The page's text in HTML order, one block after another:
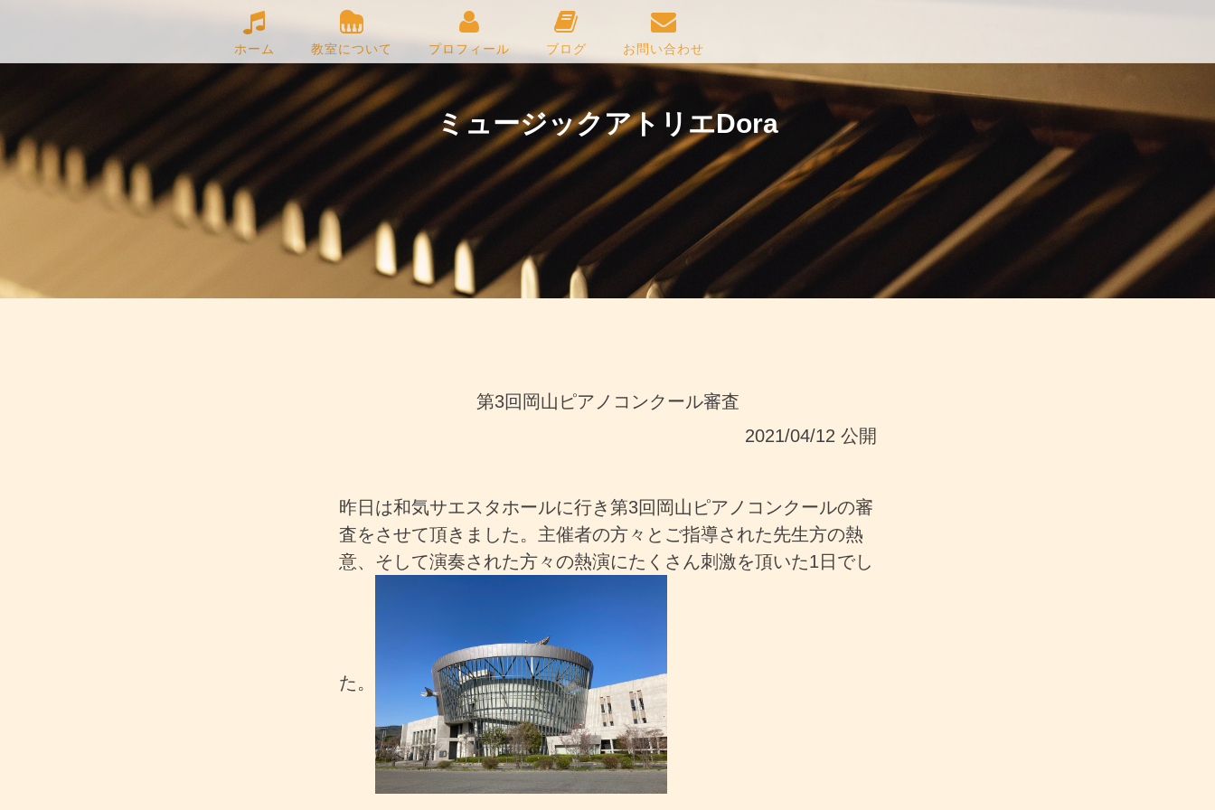
ホーム 教室について プロフィール ブログ お問い合わせ
ミュージックアトリエDora
第3回岡山ピアノコンクール審査
2021/04/12 公開
昨日は和気サエスタホールに行き第3回岡山ピアノコンクールの審
査をさせて頂きました。主催者の方々とご指導された先生方の熱
意、そして演奏された方々の熱演にたくさん刺激を頂いた1日でし
た。